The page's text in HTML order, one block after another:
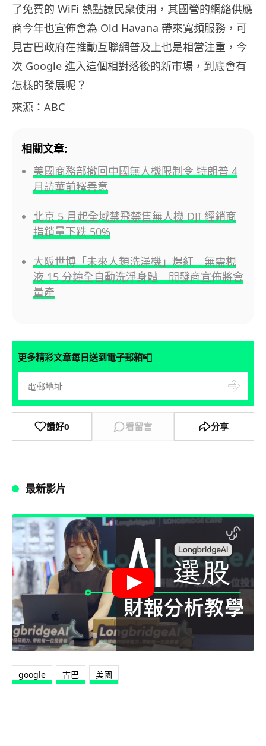
了免費的 WiFi 熱點讓民衆使用，其國營的網絡供應
商今年也宣佈會為 Old Havana 帶來寬頻服務，可
見古巴政府在推動互聯網普及上也是相當注重，今
次 Google 進入這個相對落後的新市場，到底會有
怎樣的發展呢？
來源：ABC
相關文章:
美國商務部撤回中國無人機限制令 特朗普 4
月訪華前釋善意
北京 5 月起全域禁飛禁售無人機 DJI 經銷商
指銷量下跌 50%
大阪世博「未來人類洗澡機」爆紅 無需梘
液 15 分鐘全自動洗淨身體 開發商宣佈將會
量產
更多精彩文章每日送到電子郵箱📮
讚好0 看留言 分享
最新影片
google 古巴 美國